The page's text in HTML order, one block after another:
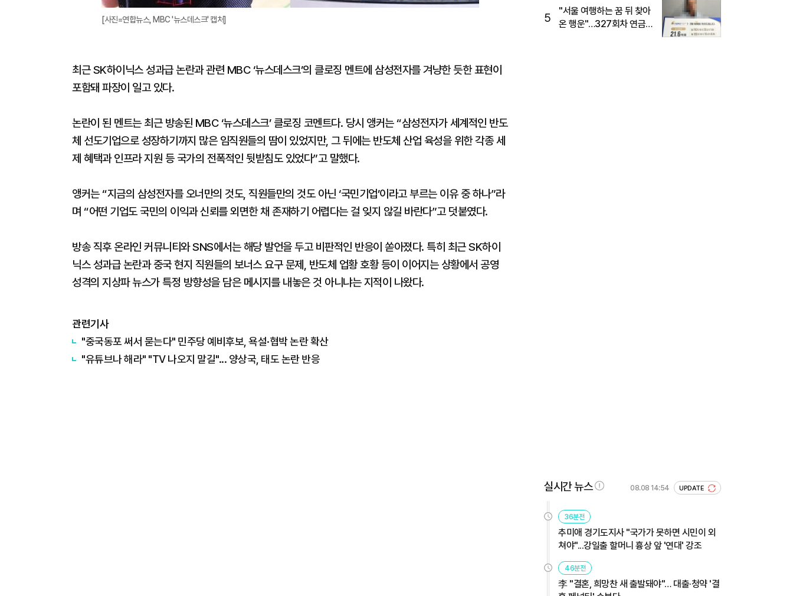
[사진=연합뉴스, MBC '뉴스데스크' 캡처]
최근 SK하이닉스 성과급 논란과 관련 MBC ‘뉴스데스크’의 클로징 멘트에 삼성전자를 겨냥한 듯한 표현이
포함돼 파장이 일고 있다.
논란이 된 멘트는 최근 방송된 MBC ‘뉴스데스크’ 클로징 코멘트다. 당시 앵커는 “삼성전자가 세계적인 반도
체 선도기업으로 성장하기까지 많은 임직원들의 땀이 있었지만, 그 뒤에는 반도체 산업 육성을 위한 각종 세
제 혜택과 인프라 지원 등 국가의 전폭적인 뒷받침도 있었다”고 말했다.
앵커는 “지금의 삼성전자를 오너만의 것도, 직원들만의 것도 아닌 ‘국민기업’이라고 부르는 이유 중 하나”라
며 “어떤 기업도 국민의 이익과 신뢰를 외면한 채 존재하기 어렵다는 걸 잊지 않길 바란다”고 덧붙였다.
방송 직후 온라인 커뮤니티와 SNS에서는 해당 발언을 두고 비판적인 반응이 쏟아졌다. 특히 최근 SK하이
닉스 성과급 논란과 중국 현지 직원들의 보너스 요구 문제, 반도체 업황 호황 등이 이어지는 상황에서 공영
성격의 지상파 뉴스가 특정 방향성을 담은 메시지를 내놓은 것 아니냐는 지적이 나왔다.
관련기사
"중국동포 써서 묻는다" 민주당 예비후보, 욕설·협박 논란 확산
"유튜브나 해라" "TV 나오지 말길"... 양상국, 태도 논란 반응
5
"서울 여행하는 꿈 뒤 찾아
온 행운"…327회차 연금
실시간 뉴스 08.08 14:54 UPDATE
36분전
추미애 경기도지사 "국가가 못하면 시민이 외
쳐야"...강일출 할머니 흉상 앞 '연대' 강조
46분전
李 "결혼, 희망찬 새 출발돼야"… 대출·청약 '결